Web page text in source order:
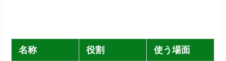
名称 役割 使う場面